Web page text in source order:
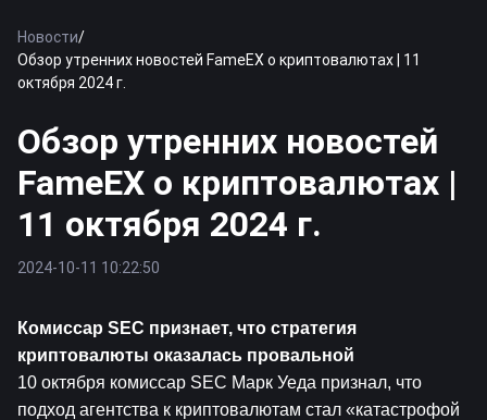
Новости/
Обзор утренних новостей FameEX о криптовалютах | 11
октября 2024 г.
Обзор утренних новостей
FameEX о криптовалютах |
11 октября 2024 г.
2024-10-11 10:22:50
Комиссар SEC признает, что стратегия
криптовалюты оказалась провальной
10 октября комиссар SEC Марк Уеда признал, что
подход агентства к криптовалютам стал «катастрофой